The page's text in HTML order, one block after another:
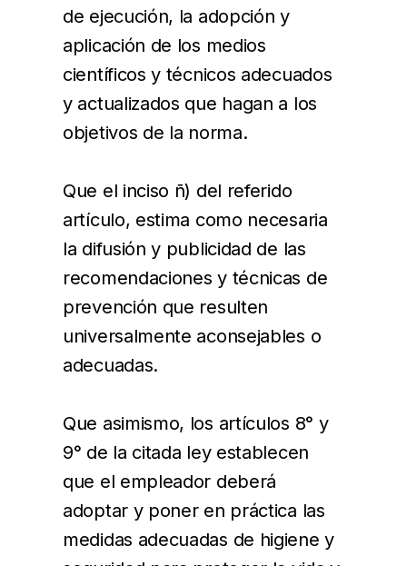
de ejecución, la adopción y
aplicación de los medios
científicos y técnicos adecuados
y actualizados que hagan a los
objetivos de la norma.
Que el inciso ñ) del referido
artículo, estima como necesaria
la difusión y publicidad de las
recomendaciones y técnicas de
prevención que resulten
universalmente aconsejables o
adecuadas.
Que asimismo, los artículos 8° y
9° de la citada ley establecen
que el empleador deberá
adoptar y poner en práctica las
medidas adecuadas de higiene y